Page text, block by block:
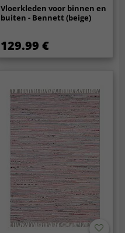
Vloerkleden voor binnen en
buiten - Bennett (beige)
129.99 €